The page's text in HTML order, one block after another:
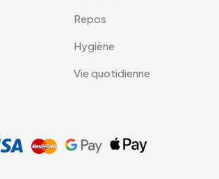
Repos
Hygiène
Vie quotidienne